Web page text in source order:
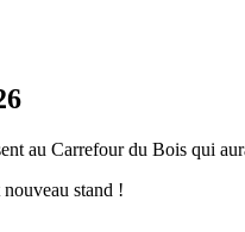
au Carrefour du Bois qui
stand !